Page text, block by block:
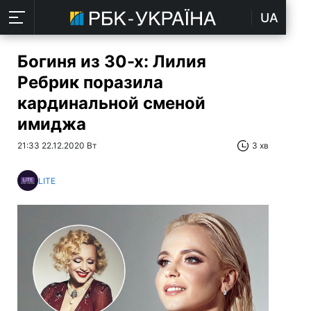
UA
Богиня из 30-х: Лилия
Ребрик поразила
кардинальной сменой
имиджа
21:33 22.12.2020 Вт 3 хв
LITE